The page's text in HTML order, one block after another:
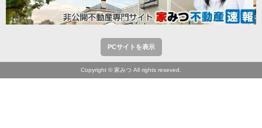
PCサイトを表示
Copyright © 家みつ All rights reseved.